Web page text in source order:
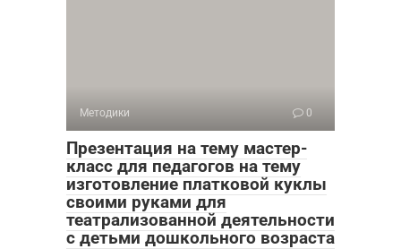
Методики 0
Презентация на тему мастер-
класс для педагогов на тему
изготовление платковой куклы
своими руками для
театрализованной деятельности
с детьми дошкольного возраста